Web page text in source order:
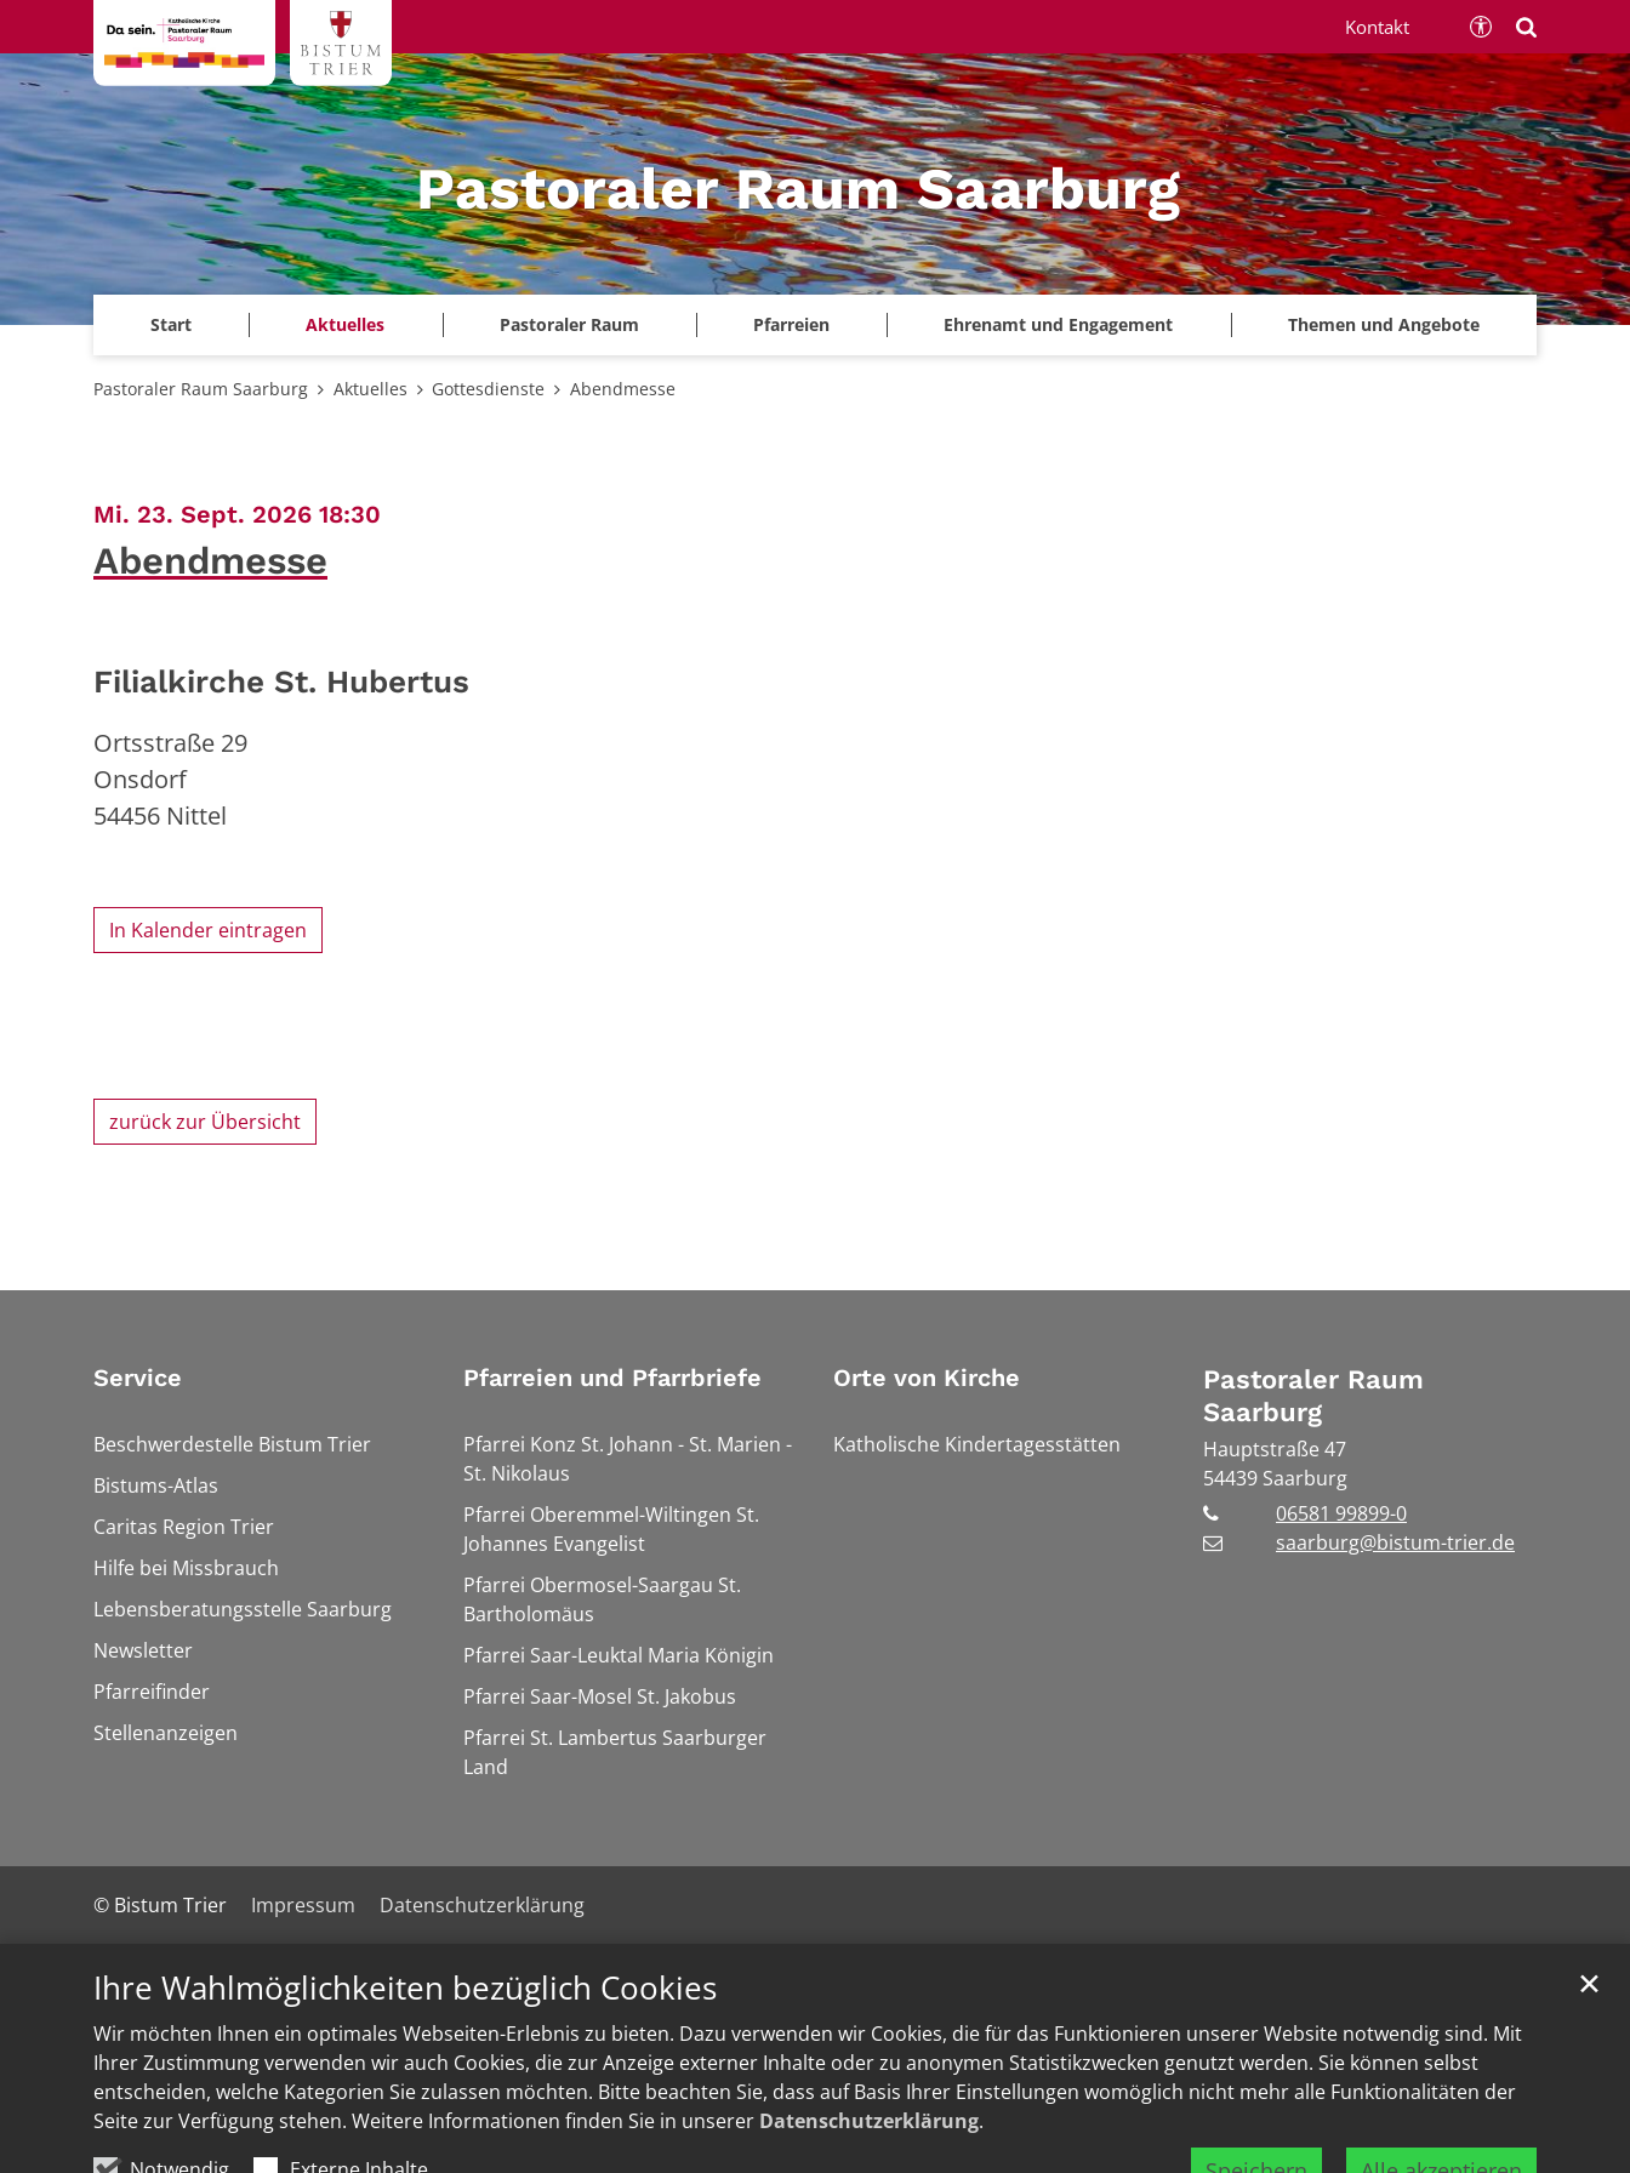
Ihre Wahlmöglichkeiten bezüglich Cookies
Wir möchten Ihnen ein optimales Webseiten-Erlebnis zu bieten. Dazu verwenden wir Cookies, die für das Funktionieren unserer Website notwendig sind. Mit
Ihrer Zustimmung verwenden wir auch Cookies, die zur Anzeige externer Inhalte oder zu anonymen Statistikzwecken genutzt werden. Sie können selbst
entscheiden, welche Kategorien Sie zulassen möchten. Bitte beachten Sie, dass auf Basis Ihrer Einstellungen womöglich nicht mehr alle Funktionalitäten der
Seite zur Verfügung stehen. Weitere Informationen finden Sie in unserer Datenschutzerklärung.
✕
Zum Inhalt springen
Pastoraler Raum Saarburg
Start Aktuelles Pastoraler Raum Pfarreien Ehrenamt und Engagement Themen und Angebote
Kontakt
Pastoraler Raum Saarburg Aktuelles Gottesdienste Abendmesse
Mi. 23. Sept. 2026 18:30
Abendmesse
Filialkirche St. Hubertus
Ortsstraße 29
Onsdorf
54456 Nittel
In Kalender eintragen
zurück zur Übersicht
Service
Beschwerdestelle Bistum Trier
Bistums-Atlas
Caritas Region Trier
Hilfe bei Missbrauch
Lebensberatungsstelle Saarburg
Newsletter
Pfarreifinder
Stellenanzeigen
Pfarreien und Pfarrbriefe
Pfarrei Konz St. Johann - St. Marien -
St. Nikolaus
Pfarrei Oberemmel-Wiltingen St.
Johannes Evangelist
Pfarrei Obermosel-Saargau St.
Bartholomäus
Pfarrei Saar-Leuktal Maria Königin
Pfarrei Saar-Mosel St. Jakobus
Pfarrei St. Lambertus Saarburger
Land
Orte von Kirche
Katholische Kindertagesstätten
Pastoraler Raum
Saarburg
Hauptstraße 47
54439 Saarburg
06581 99899-0
saarburg@bistum-trier.de
© Bistum Trier Impressum Datenschutzerklärung